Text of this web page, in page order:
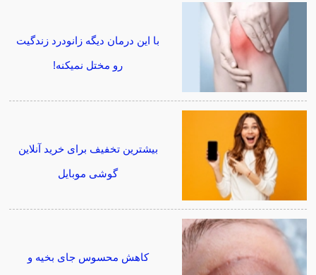
با این درمان دیگه زانودرد زندگیت
رو مختل نمیکنه!
بیشترین تخفیف برای خرید آنلاین
گوشی موبایل
کاهش محسوس جای بخیه و